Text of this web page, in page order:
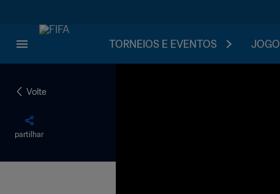
TORNEIOS E EVENTOS
Volte
partilhar